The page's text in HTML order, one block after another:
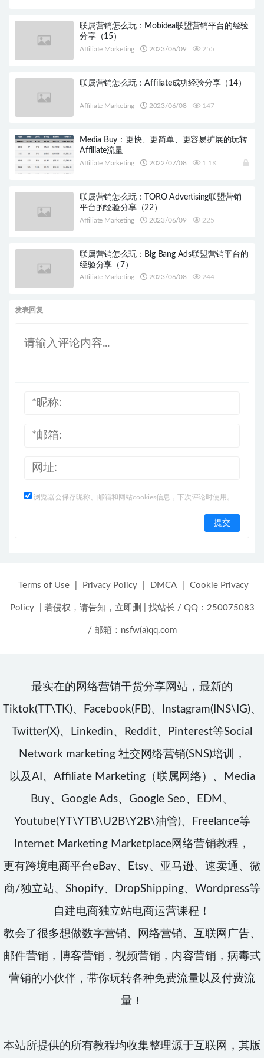
联属营销怎么玩：Mobidea联盟营销平台的经验
分享（15）
Affiliate Marketing 2023/06/09 255
联属营销怎么玩：Affiliate成功经验分享（14）
Affiliate Marketing 2023/06/08 147
Media Buy：更快、更简单、更容易扩展的玩转
Affiliate流量
Affiliate Marketing 2022/07/08 1.1K
联属营销怎么玩：TORO Advertising联盟营销
平台的经验分享（22）
Affiliate Marketing 2023/06/09 225
联属营销怎么玩：Big Bang Ads联盟营销平台的
经验分享（7）
Affiliate Marketing 2023/06/08 244
发表回复
浏览器会保存昵称、邮箱和网站cookies信息，下次评论时使用。
Terms of Use Privacy Policy DMCA Cookie Privacy
Policy 若侵权，请告知，立即删 找站长 / QQ：250075083
/ 邮箱：nsfw(a)qq.com
最实在的网络营销干货分享网站，最新的
Tiktok(TT\TK)、Facebook(FB)、Instagram(INS\IG)、
Twitter(X)、Linkedin、Reddit、Pinterest等Social
Network marketing 社交网络营销(SNS)培训，
以及AI、Affiliate Marketing（联属网络）、Media
Buy、Google Ads、Google Seo、EDM、
Youtube(YT\YTB\U2B\Y2B\油管)、Freelance等
Internet Marketing Marketplace网络营销教程，
更有跨境电商平台eBay、Etsy、亚马逊、速卖通、微
商/独立站、Shopify、DropShipping、Wordpress等
自建电商独立站电商运营课程！
教会了很多想做数字营销、网络营销、互联网广告、
邮件营销，博客营销，视频营销，内容营销，病毒式
营销的小伙伴，带你玩转各种免费流量以及付费流
量！
本站所提供的所有教程均收集整理源于互联网，其版